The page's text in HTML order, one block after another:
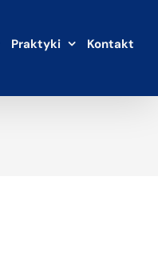
Praktyki Kontakt